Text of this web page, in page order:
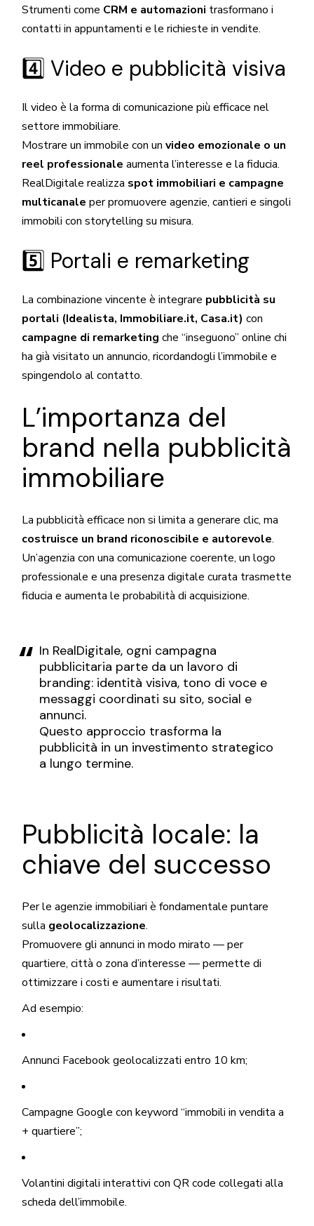
Strumenti come CRM e automazioni trasformano i
contatti in appuntamenti e le richieste in vendite.
4️⃣ Video e pubblicità visiva
Il video è la forma di comunicazione più efficace nel
settore immobiliare.
Mostrare un immobile con unvideo emozionale o un
reel professionale aumenta l’interesse e la fiducia.
RealDigitale realizza spot immobiliari e campagne
multicanale per promuovere agenzie, cantieri e singoli
immobili con storytelling su misura.
5️⃣ Portali e remarketing
La combinazione vincente è integrare pubblicità su
portali (Idealista, Immobiliare.it, Casa.it) con
campagne di remarketing che “inseguono” online chi
ha già visitato un annuncio, ricordandogli l’immobile e
spingendolo al contatto.
L’importanza del
brand nella pubblicità
immobiliare
La pubblicità efficace non si limita a generare clic, ma
costruisce un brand riconoscibile e autorevole.
Un’agenzia con una comunicazione coerente, un logo
professionale e una presenza digitale curata trasmette
fiducia e aumenta le probabilità di acquisizione.
In RealDigitale, ogni campagna
pubblicitaria parte da un lavoro di
branding: identità visiva, tono di voce e
messaggi coordinati su sito, social e
annunci.
Questo approccio trasforma la
pubblicità in un investimento strategico
a lungo termine.
Pubblicità locale: la
chiave del successo
Per le agenzie immobiliari è fondamentale puntare
sulla geolocalizzazione.
Promuovere gli annunci in modo mirato — per
quartiere, città o zona d’interesse — permette di
ottimizzare i costi e aumentare i risultati.
Ad esempio:
Annunci Facebook geolocalizzati entro 10 km;
Campagne Google con keyword “immobili in vendita a
+ quartiere”;
Volantini digitali interattivi con QR code collegati alla
scheda dell’immobile.